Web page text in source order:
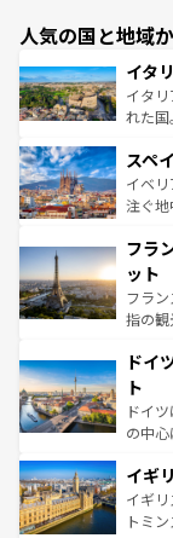
人気の国と地域
イタ
イタ
れた国。
ろん
景な
ピザ
ませ
なお、
しい。
スペ
イベ
注ぐ
文化
れる
る。
アー
せる
ンテ
フラ
ット
フラ
指の
で、
聖堂
から
れ、
香り
らに
も豊
ドイ
ト
ドイ
の中
顔を
ルリ
して
イギ
イギ
トミ